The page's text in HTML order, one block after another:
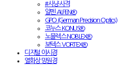
#사냥·사격
알펜 ALPEN®
GPO (German Precision Optics)
코누스 KONUS®
노블렉스 NOBLEX®
보텍스 VORTEX®
디지털 야시경
열화상 망원경